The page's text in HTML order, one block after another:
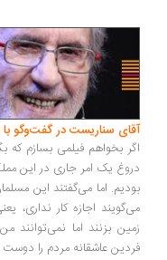
سناریست در گفت‌وگو با سعید
بخواهم فیلمی بسازم که
یک امر جاری در این مملکت
اما می‌گفتند این مسلمان
اجازه کار نداری، یعنی
بزنند اما نمی‌توانند من را
عاشقانه مردم را دوست داشت